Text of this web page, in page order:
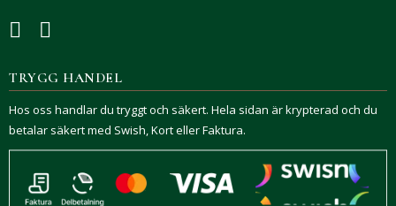
TRYGG HANDEL
Hos oss handlar du tryggt och säkert. Hela sidan är krypterad och du
betalar säkert med Swish, Kort eller Faktura.